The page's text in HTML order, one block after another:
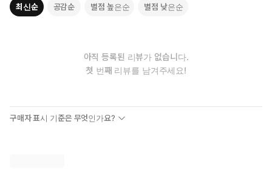
최신순 공감순 별점 높은순 별점 낮은순
아직 등록된 리뷰가 없습니다.
첫 번째 리뷰를 남겨주세요!
구매자 표시 기준은 무엇인가요?